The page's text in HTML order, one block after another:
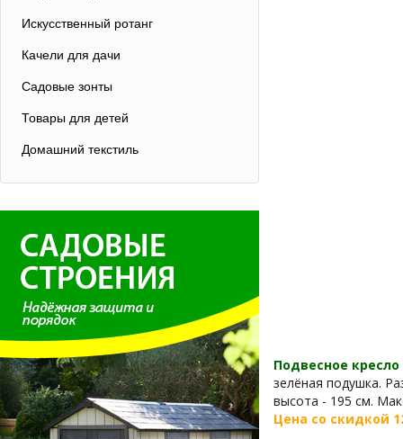
Искусственный ротанг
Качели для дачи
Садовые зонты
Товары для детей
Домашний текстиль
Подвесное
зелёная подушка.
высота - 195 см.
Цена со скидкой